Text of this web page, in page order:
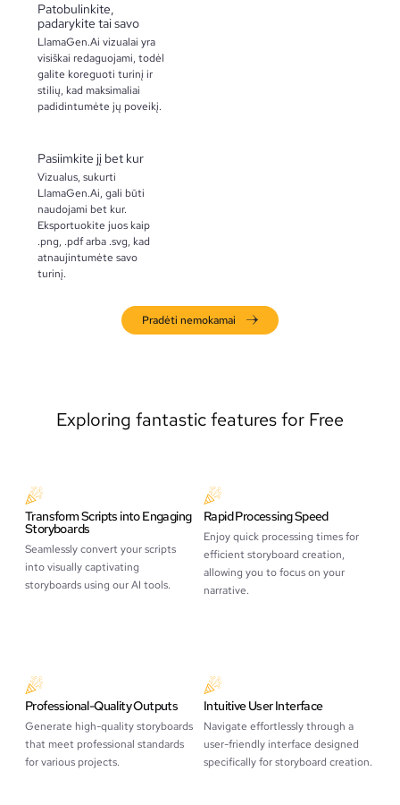
Patobulinkite,
padarykite tai savo
LlamaGen.Ai vizualai yra
visiškai redaguojami, todėl
galite koreguoti turinį ir
stilių, kad maksimaliai
padidintumėte jų poveikį.
Pasiimkite jį bet kur
Vizualus, sukurti
LlamaGen.Ai, gali būti
naudojami bet kur.
Eksportuokite juos kaip
.png, .pdf arba .svg, kad
atnaujintumėte savo
turinį.
Pradėti nemokamai
Exploring fantastic features for Free
Transform Scripts into Engaging
Storyboards
Seamlessly convert your scripts
into visually captivating
storyboards using our AI tools.
Rapid Processing Speed
Enjoy quick processing times for
efficient storyboard creation,
allowing you to focus on your
narrative.
Professional-Quality Outputs
Generate high-quality storyboards
that meet professional standards
for various projects.
Intuitive User Interface
Navigate effortlessly through a
user-friendly interface designed
specifically for storyboard creation.